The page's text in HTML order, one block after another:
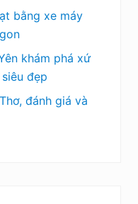
bằng xe máy
khám phá xứ
đẹp
đánh giá và